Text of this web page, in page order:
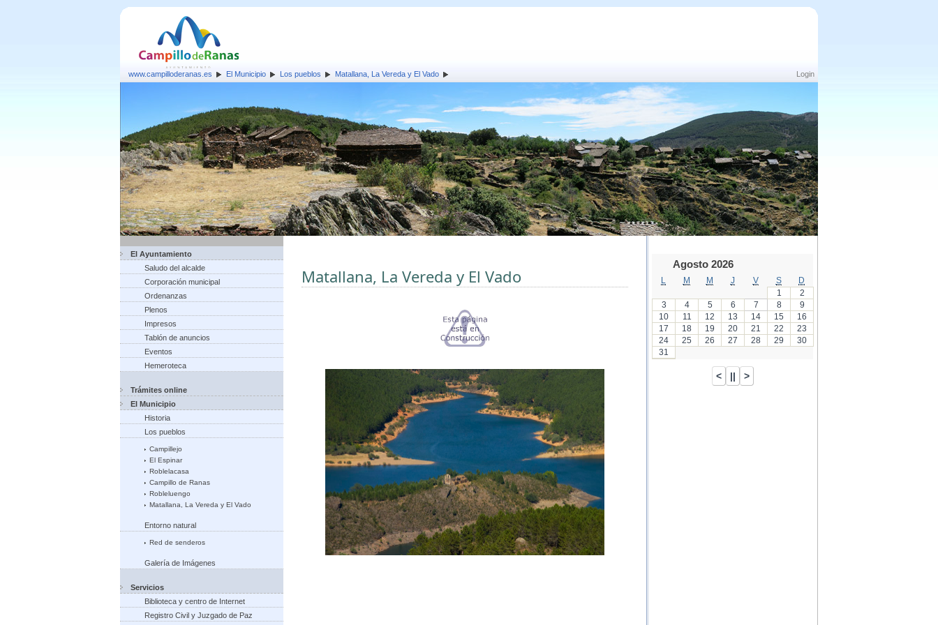
Login
www.campilloderanas.es El Municipio Los pueblos Matallana, La Vereda y El Vado
El Ayuntamiento
Saludo del alcalde
Corporación municipal
Ordenanzas
Plenos
Impresos
Tablón de anuncios
Eventos
Hemeroteca
Trámites online
El Municipio
Historia
Los pueblos
Campillejo
El Espinar
Roblelacasa
Campillo de Ranas
Robleluengo
Matallana, La Vereda y El Vado
Entorno natural
Red de senderos
Galería de Imágenes
Servicios
Biblioteca y centro de Internet
Registro Civil y Juzgado de Paz
Matallana, La Vereda y El Vado
Agosto 2026
M M J V S
D
1
2
3
4 5 6 7 8
9
10
11 12 13 14 15
16
17
18 19 20 21 22
23
24
25 26 27 28 29
30
31